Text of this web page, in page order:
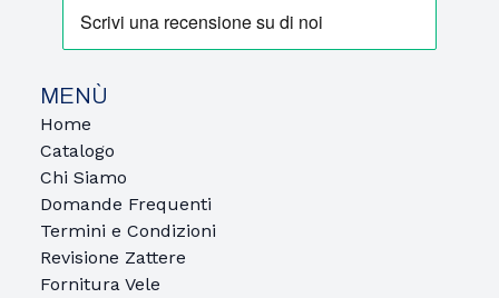
MENÙ
Home
Catalogo
Chi Siamo
Domande Frequenti
Termini e Condizioni
Revisione Zattere
Fornitura Vele